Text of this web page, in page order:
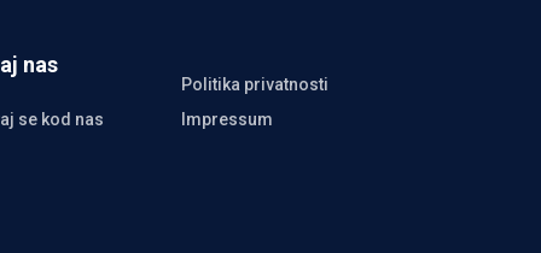
nas
Politika privatnosti
se kod nas
Impressum